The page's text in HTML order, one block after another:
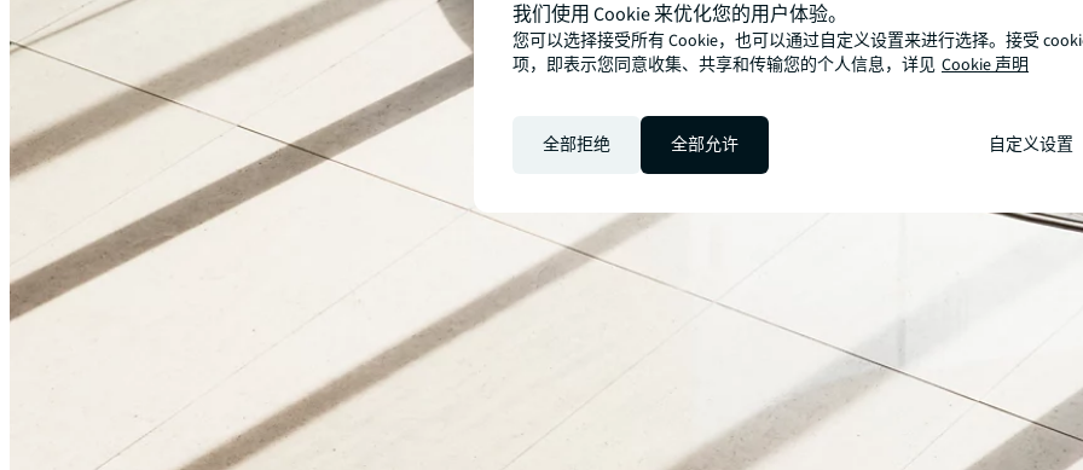
我们的专业领域
产业与物流
建设
睿见数据
一站式办公楼市场数据分析平台
我们使用 Cookie 来优化您的用户体验。
您可以选择接受所有 Cookie，也可以通过自定义设置来进行选择。接受
项，即表示您同意收集、共享和传输您的个人信息，详见 Cookie 声明
全部拒绝 全部允许 自定义设置